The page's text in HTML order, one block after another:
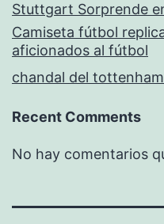
Stuttgart Sorprende
Camiseta fútbol
aficionados al fútbol
chandal del
Recent Comments
No hay comentarios